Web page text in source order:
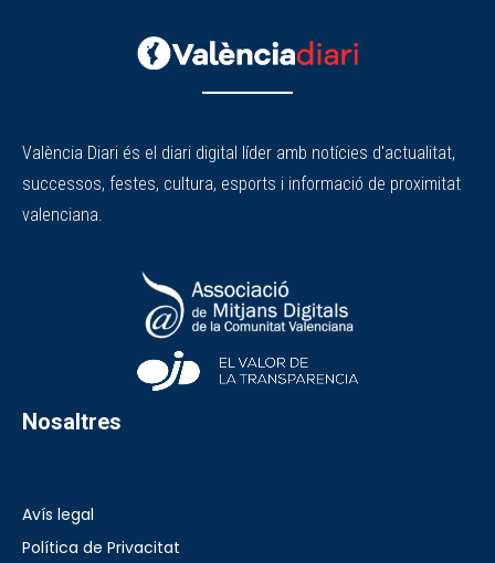
València Diari és el diari digital líder amb notícies d'actualitat,
successos, festes, cultura, esports i informació de proximitat
valenciana.
Nosaltres
Avís legal
Política de Privacitat